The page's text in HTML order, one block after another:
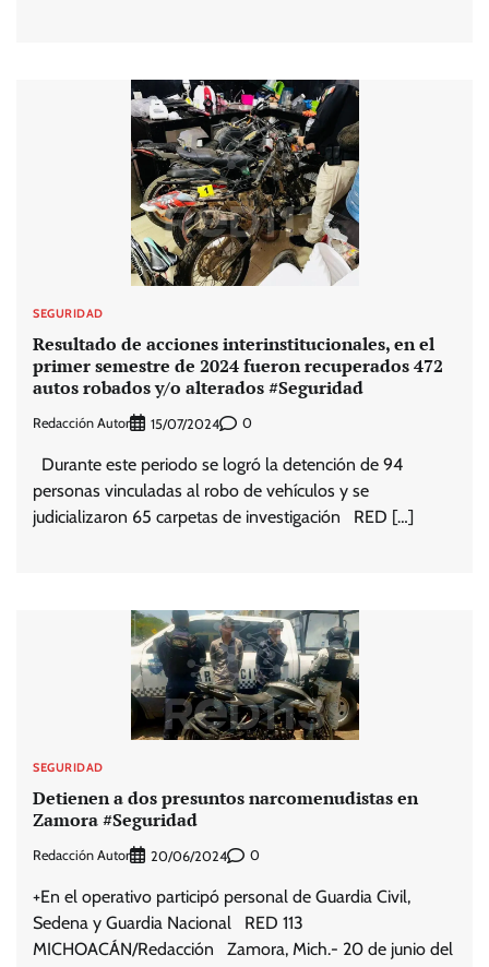
SEGURIDAD
Resultado de acciones interinstitucionales, en el
primer semestre de 2024 fueron recuperados 472
autos robados y/o alterados #Seguridad
Redacción Autor 15/07/2024 0
Durante este periodo se logró la detención de 94
personas vinculadas al robo de vehículos y se
judicializaron 65 carpetas de investigación RED […]
SEGURIDAD
Detienen a dos presuntos narcomenudistas en
Zamora #Seguridad
Redacción Autor 20/06/2024 0
+En el operativo participó personal de Guardia Civil,
Sedena y Guardia Nacional RED 113
MICHOACÁN/Redacción Zamora, Mich.- 20 de junio del